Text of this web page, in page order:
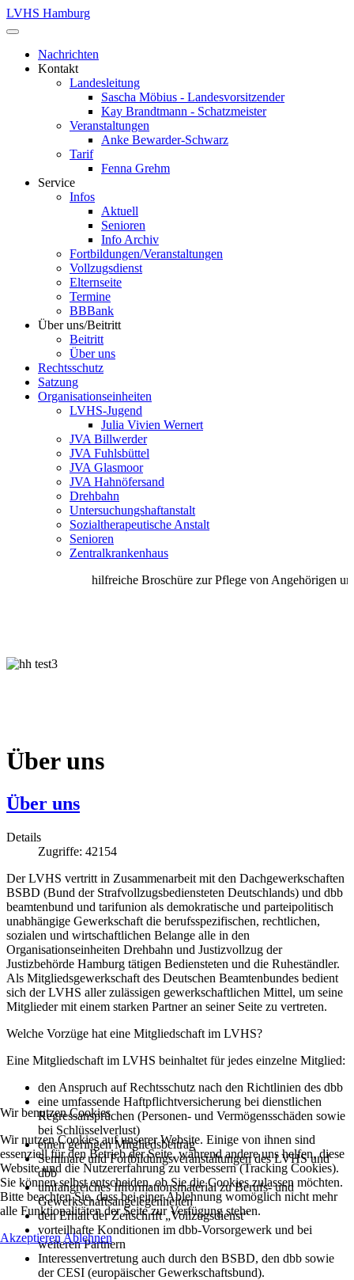
LVHS Hamburg
Nachrichten
Kontakt
Landesleitung
Sascha Möbius - Landesvorsitzender
Kay Brandtmann - Schatzmeister
Veranstaltungen
Anke Bewarder-Schwarz
Tarif
Fenna Grehm
Service
Infos
Aktuell
Senioren
Info Archiv
Fortbildungen/Veranstaltungen
Vollzugsdienst
Elternseite
Termine
BBBank
Über uns/Beitritt
Beitritt
Über uns
Rechtsschutz
Satzung
Organisationseinheiten
LVHS-Jugend
Julia Vivien Wernert
JVA Billwerder
JVA Fuhlsbüttel
JVA Glasmoor
JVA Hahnöfersand
Drehbahn
Untersuchungshaftanstalt
Sozialtherapeutische Anstalt
Senioren
Zentralkrankenhaus
hilfreiche Broschüre zur Pflege von Angehörigen
Über uns
Über uns
Details
Zugriffe: 42154
Der LVHS vertritt in Zusammenarbeit mit den Dachgewerkschaften
BSBD (Bund der Strafvollzugsbediensteten Deutschlands) und dbb
beamtenbund und tarifunion als demokratische und parteipolitisch
unabhängige Gewerkschaft die berufsspezifischen, rechtlichen,
sozialen und wirtschaftlichen Belange alle in den
Organisationseinheiten Drehbahn und Justizvollzug der
Justizbehörde Hamburg tätigen Bediensteten und die Ruheständler.
Als Mitgliedsgewerkschaft des Deutschen Beamtenbundes bedient
sich der LVHS aller zulässigen gewerkschaftlichen Mittel, um seine
Mitglieder mit einem starken Partner an seiner Seite zu vertreten.
Welche Vorzüge hat eine Mitgliedschaft im LVHS?
Eine Mitgliedschaft im LVHS beinhaltet für jedes einzelne Mitglied:
den Anspruch auf Rechtsschutz nach den Richtlinien des dbb
eine umfassende Haftpflichtversicherung bei dienstlichen
Regressansprüchen (Personen- und Vermögensschäden sowie
bei Schlüsselverlust)
einen geringen Mitgliedsbeitrag
Seminare und Fortbildungsveranstaltungen des LVHS und
dbb
umfangreiches Informationsmaterial zu Berufs- und
Gewerkschaftsangelegenheiten
den Erhalt der Zeitschrift „Vollzugsdienst“
vorteilhafte Konditionen im dbb-Vorsorgewerk und bei
weiteren Partnern
Interessenvertretung auch durch den BSBD, den dbb sowie
der CESI (europäischer Gewerkschaftsbund).
Wir benutzen Cookies
Wir nutzen Cookies auf unserer Website. Einige von ihnen sind
essenziell für den Betrieb der Seite, während andere uns helfen, diese
Website und die Nutzererfahrung zu verbessern (Tracking Cookies).
Sie können selbst entscheiden, ob Sie die Cookies zulassen möchten.
Bitte beachten Sie, dass bei einer Ablehnung womöglich nicht mehr
alle Funktionalitäten der Seite zur Verfügung stehen.
AkzeptierenAblehnen